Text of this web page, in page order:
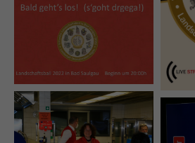
24h / 365days
We offer support for our customers
Mon - Fri 8:00am - 5:00pm